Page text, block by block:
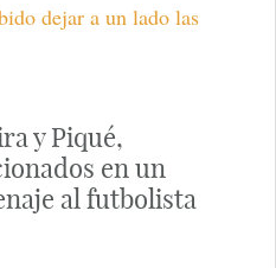
dejar a un lado las
y Piqué,
en un
al futbolista